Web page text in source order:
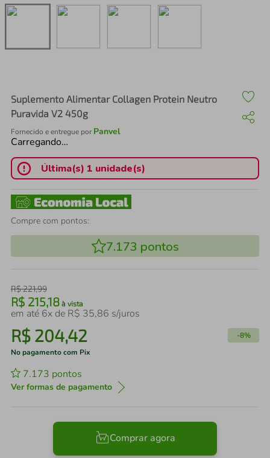
Suplemento Alimentar Collagen Protein Neutro
Puravida V2 450g
Fornecido e entregue por Panvel
Carregando…
Última(s) 1 unidade(s)
Compre com pontos:
7.173 pontos
R$221,99
R$ 215,18 à vista
em até 6x de R$ 35,86 s/juros
R$ 204,42 -8%
No pagamento com Pix
7.173 pontos
Ver formas de pagamento
Comprar agora
perfume